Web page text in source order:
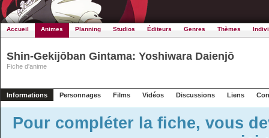
Accueil Animes Planning Studios Éditeurs Genres Thèmes
Shin-Gekijōban Gintama: Yoshiwara Daienjō
Fiche d'anime
Informations Personnages Films Vidéos Discussions Liens
Pour compléter la fiche, vous